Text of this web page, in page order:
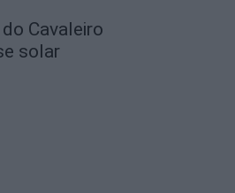
Cavaleiro
solar